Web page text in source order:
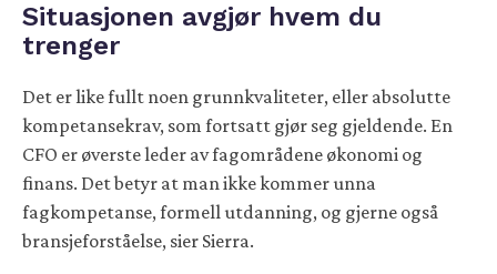
Situasjonen avgjør hvem du
trenger
Det er like fullt noen grunnkvaliteter, eller absolutte
kompetansekrav, som fortsatt gjør seg gjeldende. En
CFO er øverste leder av fagområdene økonomi og
finans. Det betyr at man ikke kommer unna
fagkompetanse, formell utdanning, og gjerne også
bransjeforståelse, sier Sierra.